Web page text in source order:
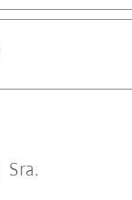
Sra.